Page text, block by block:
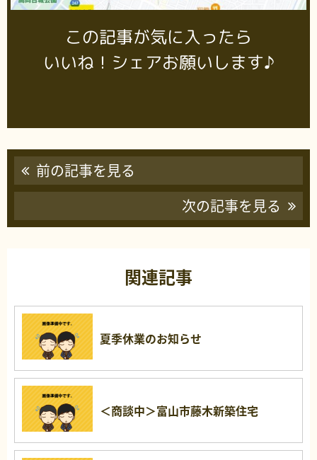
この記事が気に入ったら
いいね！シェアお願いします♪
前の記事を見る
次の記事を見る
関連記事
夏季休業のお知らせ
＜商談中＞富山市藤木新築住宅